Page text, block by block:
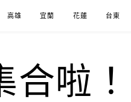
高雄 宜蘭 花蓮 台東
合啦！